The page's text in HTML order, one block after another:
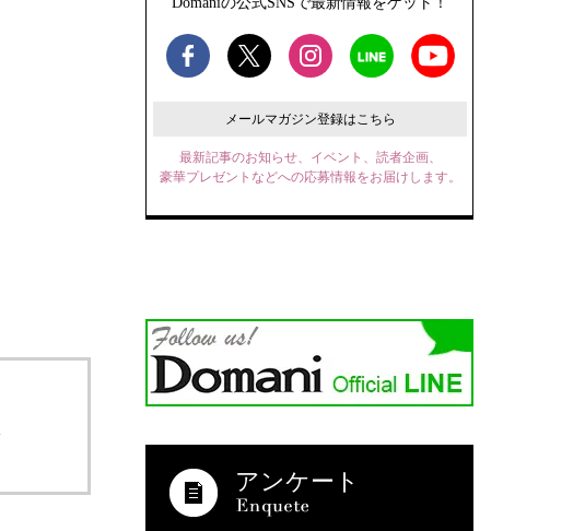
メールマガジン登録はこちら
最新記事のお知らせ、イベント、読者企画、
豪華プレゼントなどへの応募情報をお届けします。
アンケート